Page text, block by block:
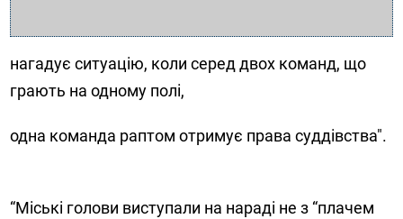
нагадує ситуацію, коли серед двох команд, що
грають на одному полі,
одна команда раптом отримує права суддівства".
“Міські голови виступали на нараді не з “плачем